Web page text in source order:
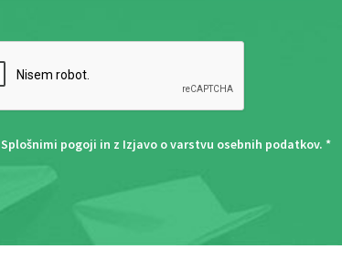
Splošnimi pogoji in z Izjavo o varstvu osebnih podatkov. *